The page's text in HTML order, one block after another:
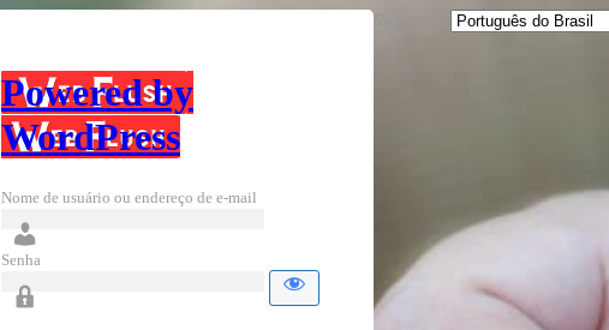
Powered by
WordPress
Nome de usuário ou endereço de e-mail
Senha